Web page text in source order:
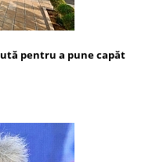
pentru a pune capăt